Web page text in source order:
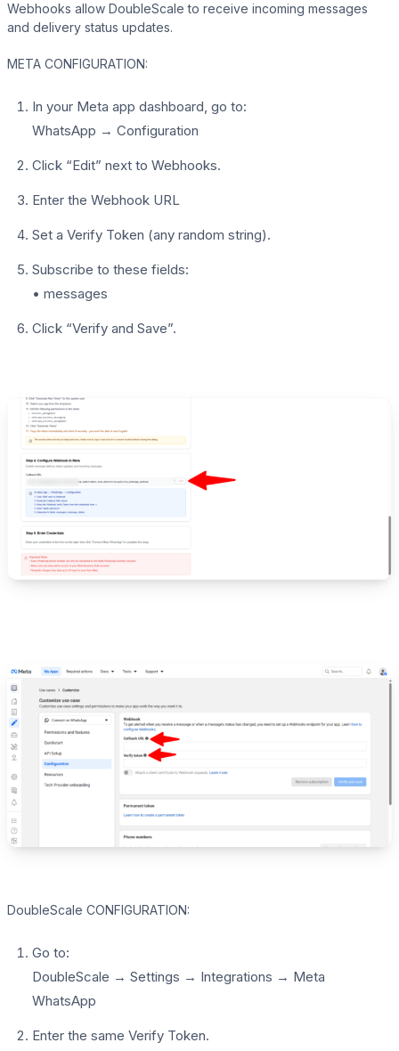
Webhooks allow DoubleScale to receive incoming messages
and delivery status updates.
META CONFIGURATION:
In your Meta app dashboard, go to:
WhatsApp → Configuration
Click “Edit” next to Webhooks.
Enter the Webhook URL
Set a Verify Token (any random string).
Subscribe to these fields:
• messages
Click “Verify and Save”.
DoubleScale CONFIGURATION:
Go to:
DoubleScale → Settings → Integrations → Meta
WhatsApp
Enter the same Verify Token.